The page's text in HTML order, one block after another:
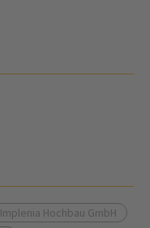
Implenia Hochbau GmbH